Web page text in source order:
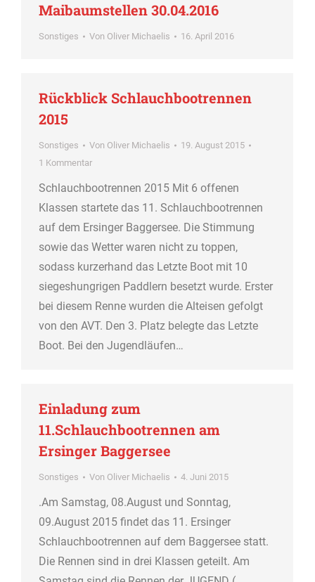
Maibaumstellen 30.04.2016
Sonstiges Von Oliver Michaelis 16. April 2016
Rückblick Schlauchbootrennen
2015
Sonstiges Von Oliver Michaelis
19. August 2015
1 Kommentar
Schlauchbootrennen 2015 Mit 6 offenen
Klassen startete das 11. Schlauchbootrennen
auf dem Ersinger Baggersee. Die Stimmung
sowie das Wetter waren nicht zu toppen,
sodass kurzerhand das Letzte Boot mit 10
siegeshungrigen Paddlern besetzt wurde. Erster
bei diesem Renne wurden die Alteisen gefolgt
von den AVT. Den 3. Platz belegte das Letzte
Boot. Bei den Jugendläufen…
Einladung zum
11.Schlauchbootrennen am
Ersinger Baggersee
Sonstiges Von Oliver Michaelis 4. Juni 2015
.Am Samstag, 08.August und Sonntag,
09.August 2015 findet das 11. Ersinger
Schlauchbootrennen auf dem Baggersee statt.
Die Rennen sind in drei Klassen geteilt. Am